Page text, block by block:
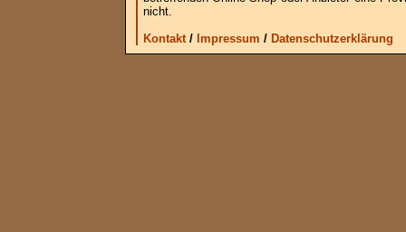
nicht.
Kontakt/ Impressum / Datenschutzerklärung